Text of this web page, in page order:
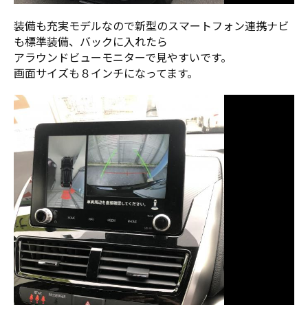
装備も充実モデルなので新型のスマートフォン連携ナビ
も標準装備、バックに入れたら
アラウンドビューモニターで見やすいです。
画面サイズも８インチになってます。